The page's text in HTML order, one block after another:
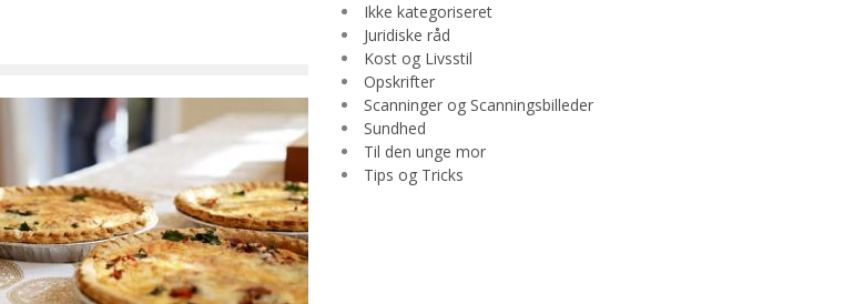
Ikke kategoriseret
Juridiske råd
Kost og Livsstil
Opskrifter
Scanninger og Scanningsbilleder
Sundhed
Til den unge mor
Tips og Tricks